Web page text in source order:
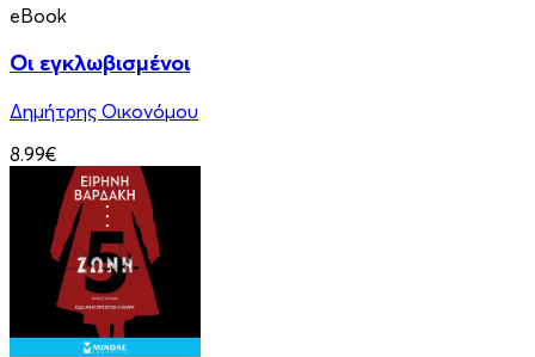
eBook
Οι εγκλωβισμένοι
Δημήτρης Οικονόμου
8.99€